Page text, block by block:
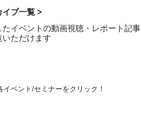
イブ一覧 >
たイベントの動画視聴・レポート記事
いただけます
ベント/セミナーをクリック！